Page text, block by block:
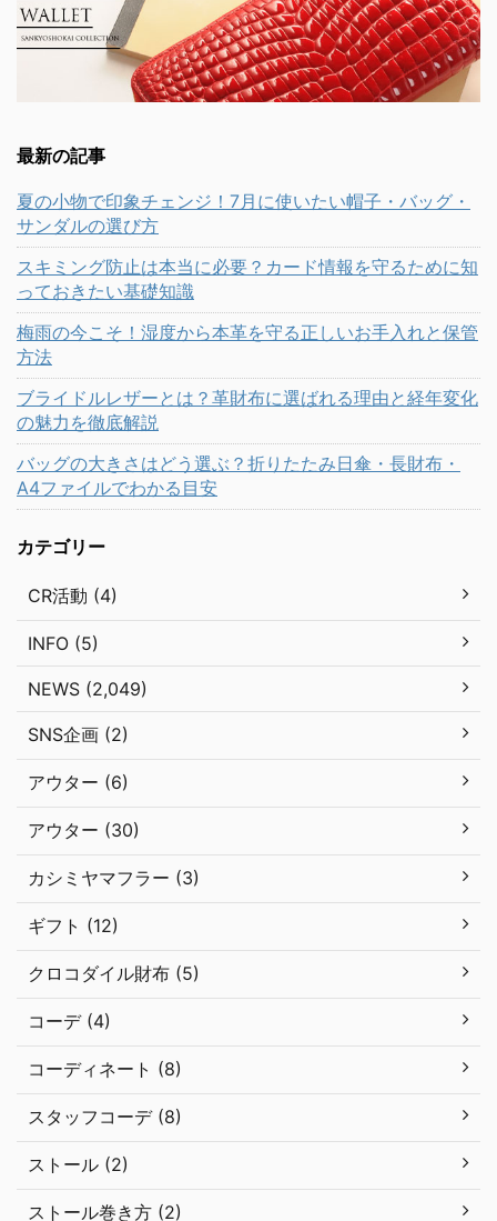
最新の記事
夏の小物で印象チェンジ！7月に使いたい帽子・バッグ・
サンダルの選び方
スキミング防止は本当に必要？カード情報を守るために知
っておきたい基礎知識
梅雨の今こそ！湿度から本革を守る正しいお手入れと保管
方法
ブライドルレザーとは？革財布に選ばれる理由と経年変化
の魅力を徹底解説
バッグの大きさはどう選ぶ？折りたたみ日傘・長財布・
A4ファイルでわかる目安
カテゴリー
CR活動 (4)
INFO (5)
NEWS (2,049)
SNS企画 (2)
アウター (6)
アウター (30)
カシミヤマフラー (3)
ギフト (12)
クロコダイル財布 (5)
コーデ (4)
コーディネート (8)
スタッフコーデ (8)
ストール (2)
ストール巻き方 (2)